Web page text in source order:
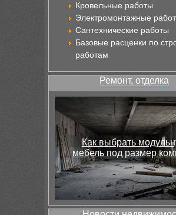
Кровельные работы
Электромонтажные
Сантехнические работы
Базовые расценки по
работам
Ремонт, отделка
Как выбрать
мебель под размер